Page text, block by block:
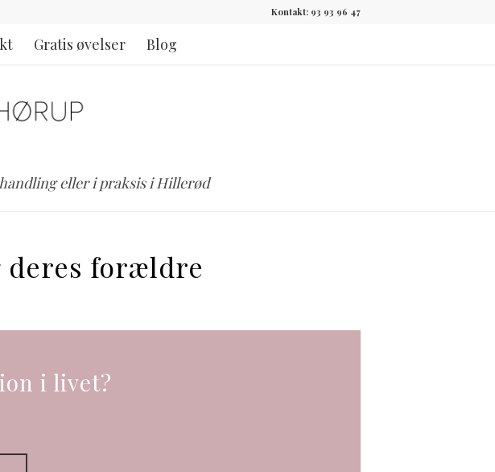
Kontakt: 93 93 96 47
Gratis øvelser Blog
eller i praksis i Hillerød
deres forældre
i livet?